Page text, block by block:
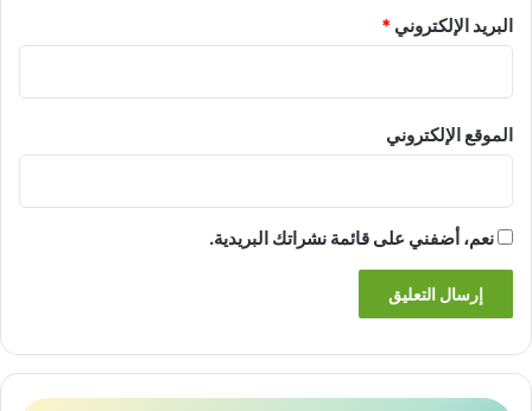
البريد الإلكتروني *
الموقع الإلكتروني
نعم، أضفني على قائمة نشراتك البريدية.